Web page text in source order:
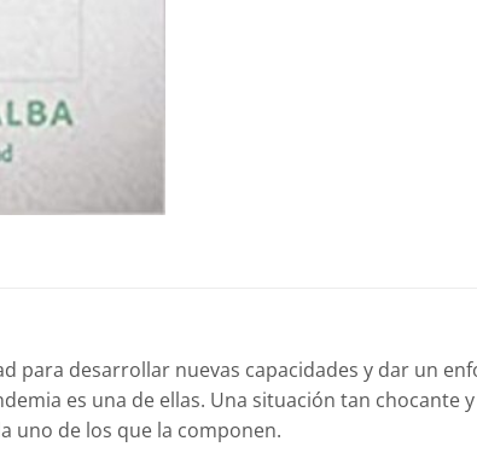
para desarrollar nuevas capacidades y dar un
es una de ellas. Una situación tan chocante
uno de los que la componen.